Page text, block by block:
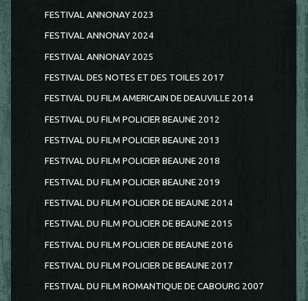
FESTIVAL ANNONAY 2023
FESTIVAL ANNONAY 2024
FESTIVAL ANNONAY 2025
FESTIVAL DES NOTES ET DES TOILES 2017
FESTIVAL DU FILM AMERICAIN DE DEAUVILLE 2014
FESTIVAL DU FILM POLICIER BEAUNE 2012
FESTIVAL DU FILM POLICIER BEAUNE 2013
FESTIVAL DU FILM POLICIER BEAUNE 2018
FESTIVAL DU FILM POLICIER BEAUNE 2019
FESTIVAL DU FILM POLICIER DE BEAUNE 2014
FESTIVAL DU FILM POLICIER DE BEAUNE 2015
FESTIVAL DU FILM POLICIER DE BEAUNE 2016
FESTIVAL DU FILM POLICIER DE BEAUNE 2017
FESTIVAL DU FILM ROMANTIQUE DE CABOURG 2007